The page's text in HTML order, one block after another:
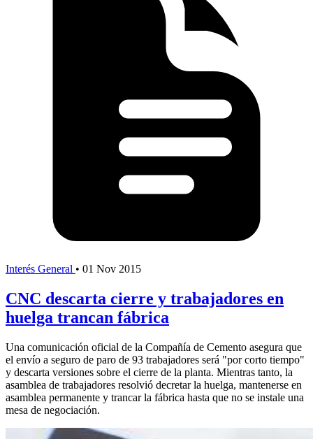
Interés General • 01 Nov 2015
CNC descarta cierre y trabajadores en
huelga trancan fábrica
Una comunicación oficial de la Compañía de Cemento asegura que
el envío a seguro de paro de 93 trabajadores será "por corto tiempo"
y descarta versiones sobre el cierre de la planta. Mientras tanto, la
asamblea de trabajadores resolvió decretar la huelga, mantenerse en
asamblea permanente y trancar la fábrica hasta que no se instale una
mesa de negociación.